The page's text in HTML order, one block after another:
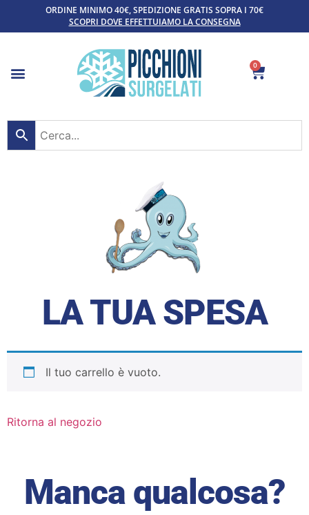
ORDINE MINIMO 40€, SPEDIZIONE GRATIS SOPRA I 70€
SCOPRI DOVE EFFETTUIAMO LA CONSEGNA
0
LA TUA SPESA
Il tuo carrello è vuoto.
Ritorna al negozio
Manca qualcosa?